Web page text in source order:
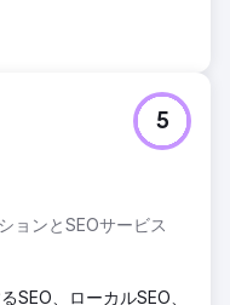
ョンとSEOサービス
5
SEO、ローカルSEO、